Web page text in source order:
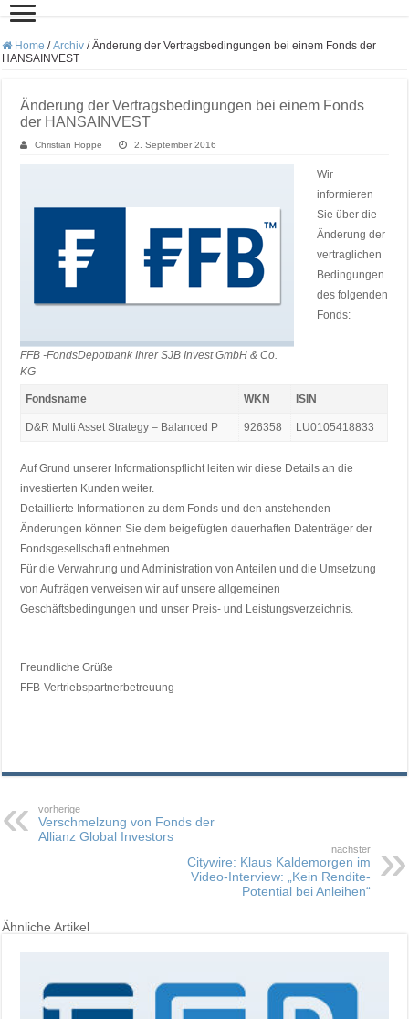
Home / Archiv / Änderung der Vertragsbedingungen bei einem Fonds der
HANSAINVEST
Änderung der Vertragsbedingungen bei einem Fonds
der HANSAINVEST
Christian Hoppe 2. September 2016
FFB -FondsDepotbank Ihrer SJB Invest GmbH & Co.
KG
Wir
informieren
Sie über die
Änderung der
vertraglichen
Bedingungen
des folgenden
Fonds:
Fondsname WKN ISIN
D&R Multi Asset Strategy – Balanced P 926358 LU0105418833
Auf Grund unserer Informationspflicht leiten wir diese Details an die
investierten Kunden weiter.
Detaillierte Informationen zu dem Fonds und den anstehenden
Änderungen können Sie dem beigefügten dauerhaften Datenträger der
Fondsgesellschaft entnehmen.
Für die Verwahrung und Administration von Anteilen und die Umsetzung
von Aufträgen verweisen wir auf unsere allgemeinen
Geschäftsbedingungen und unser Preis- und Leistungsverzeichnis.
Freundliche Grüße
FFB-Vertriebspartnerbetreuung
vorherige
Verschmelzung von Fonds der
Allianz Global Investors
nächster
Citywire: Klaus Kaldemorgen im
Video-Interview: „Kein Rendite-
Potential bei Anleihen“
Ähnliche Artikel